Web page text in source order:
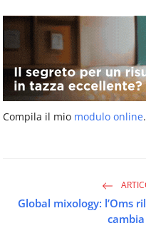
Compila il mio modulo online.
Global mixology: l’Oms